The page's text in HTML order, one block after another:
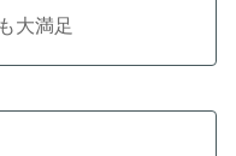
大満足